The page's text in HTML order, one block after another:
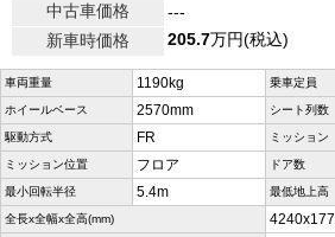
中古車価格
---
新車時価格
205.7万円(税込)
車両重量 1190kg 乗車定員
ホイールベース 2570mm シート列数
駆動方式 FR ミッション
ミッション位置 フロア ドア数
最小回転半径 5.4m 最低地上高
全長x全幅x全高(mm)